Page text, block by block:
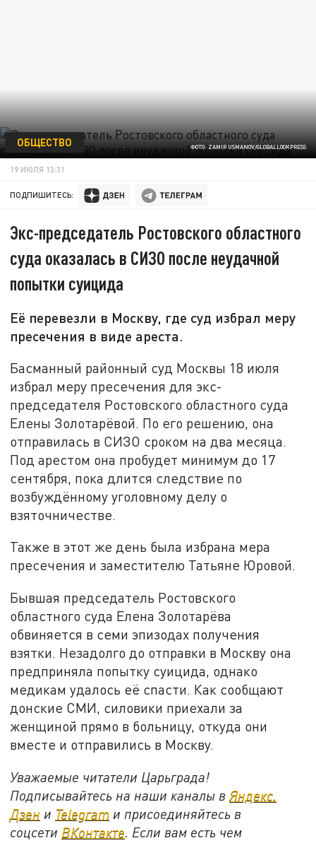
ФОТО: ZAMIR USMANOV/GLOBALLOOKPRESS
ОБЩЕСТВО
19 ИЮЛЯ 13:31
ПОДПИШИТЕСЬ:
Экс-председатель Ростовского областного
суда оказалась в СИЗО после неудачной
попытки суицида
Её перевезли в Москву, где суд избрал меру
пресечения в виде ареста.
Басманный районный суд Москвы 18 июля
избрал меру пресечения для экс-
председателя Ростовского областного суда
Елены Золотарёвой. По его решению, она
отправилась в СИЗО сроком на два месяца.
Под арестом она пробудет минимум до 17
сентября, пока длится следствие по
возбуждённому уголовному делу о
взяточничестве.
Также в этот же день была избрана мера
пресечения и заместителю Татьяне Юровой.
Бывшая председатель Ростовского
областного суда Елена Золотарёва
обвиняется в семи эпизодах получения
взятки. Незадолго до отправки в Москву она
предприняла попытку суицида, однако
медикам удалось её спасти. Как сообщают
донские СМИ, силовики приехали за
женщиной прямо в больницу, откуда они
вместе и отправились в Москву.
Уважаемые читатели Царьграда!
Подписывайтесь на наши каналы вЯндекс.
Дзен и Telegram и присоединяйтесь в
соцсети ВКонтакте. Если вам есть чем